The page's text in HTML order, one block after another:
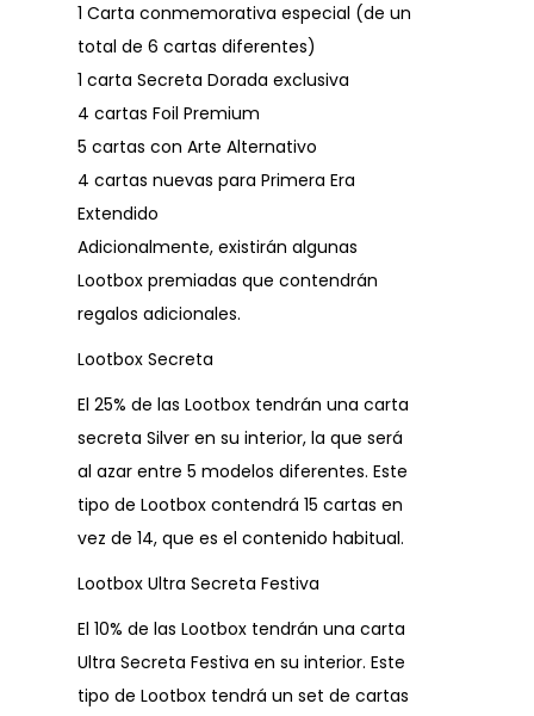
1 Carta conmemorativa especial (de un
total de 6 cartas diferentes)
1 carta Secreta Dorada exclusiva
4 cartas Foil Premium
5 cartas con Arte Alternativo
4 cartas nuevas para Primera Era
Extendido
Adicionalmente, existirán algunas
Lootbox premiadas que contendrán
regalos adicionales.
Lootbox Secreta
El 25% de las Lootbox tendrán una carta
secreta Silver en su interior, la que será
al azar entre 5 modelos diferentes. Este
tipo de Lootbox contendrá 15 cartas en
vez de 14, que es el contenido habitual.
Lootbox Ultra Secreta Festiva
El 10% de las Lootbox tendrán una carta
Ultra Secreta Festiva en su interior. Este
tipo de Lootbox tendrá un set de cartas